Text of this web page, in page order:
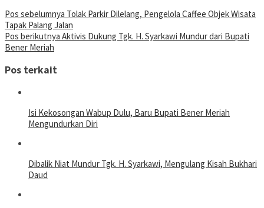
Pos sebelumnya Tolak Parkir Dilelang, Pengelola Caffee Objek Wisata
Tapak Palang Jalan
Pos berikutnya Aktivis Dukung Tgk. H. Syarkawi Mundur dari Bupati
Bener Meriah
Pos terkait
Isi Kekosongan Wabup Dulu, Baru Bupati Bener Meriah
Mengundurkan Diri
Dibalik Niat Mundur Tgk. H. Syarkawi, Mengulang Kisah Bukhari
Daud